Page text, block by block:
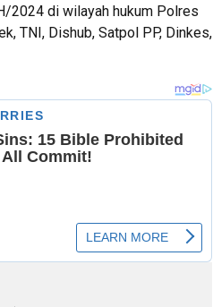
2024 di wilayah hukum Polres
TNI, Dishub, Satpol PP, Dinkes,